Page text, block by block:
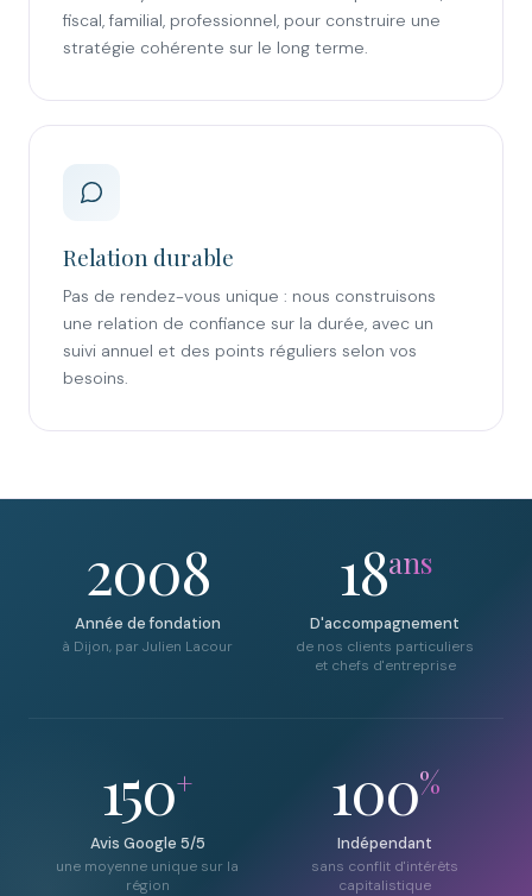
fiscal, familial, professionnel, pour construire une
stratégie cohérente sur le long terme.
Relation durable
Pas de rendez-vous unique : nous construisons
une relation de confiance sur la durée, avec un
suivi annuel et des points réguliers selon vos
besoins.
2008
Année de fondation
à Dijon, par Julien Lacour
18ans
D'accompagnement
de nos clients particuliers
et chefs d'entreprise
150+
Avis Google 5/5
une moyenne unique sur la
région
100%
Indépendant
sans conflit d'intérêts
capitalistique